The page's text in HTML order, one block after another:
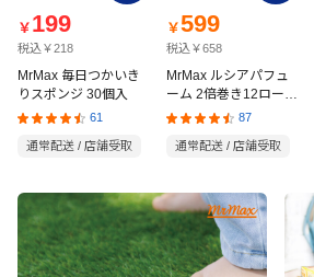
￥ 199
税込￥218
MrMax 毎日つかいき
りスポンジ 30個入
61
通常配送 / 店舗受取
￥599
税込￥658
MrMax ルシアパフュ
ーム 2倍巻き12ロール
ダブル
87
通常配送 / 店舗受取